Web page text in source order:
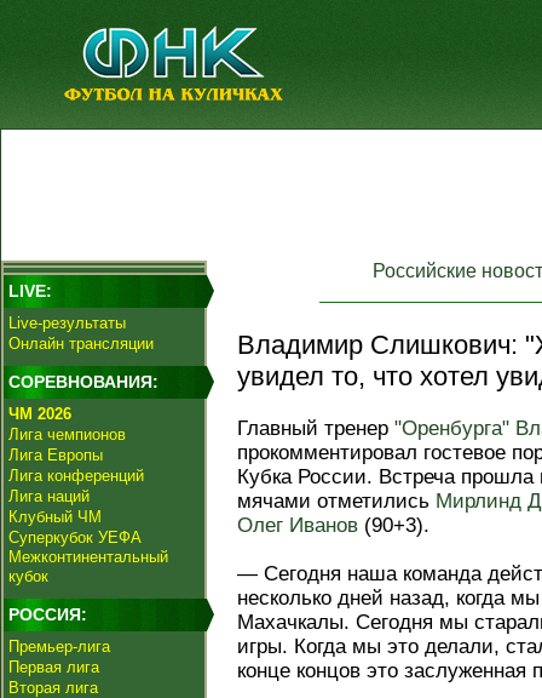
LIVE:
Live-результаты
Онлайн трансляции
СОРЕВНОВАНИЯ:
ЧМ 2026
Лига чемпионов
Лига Европы
Лига конференций
Лига наций
Клубный ЧМ
Суперкубок УЕФА
Межконтинентальный
кубок
РОССИЯ:
Премьер-лига
Первая лига
Вторая лига
Российские
Владимир Слишкович:
увидел то, что хотел
Главный тренер "Оренбурга"
прокомментировал гостевое
Кубка России. Встреча
мячами отметились Мирлинд
Олег Иванов (90+3).
— Сегодня наша команда
несколько дней назад, когда
Махачкалы. Сегодня мы
игры. Когда мы это делали,
конце концов это заслуженная